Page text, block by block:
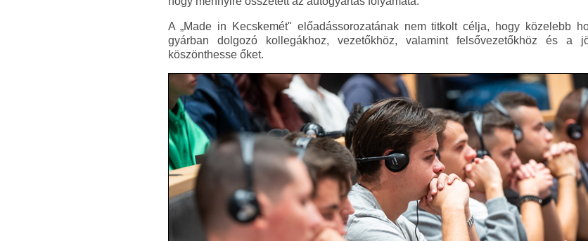
A „Made in Kecskemét" előadássorozatának nem titkolt célja, hogy közelebb
gyárban dolgozó kollegákhoz, vezetőkhöz, valamint felsővezetőkhöz és a
köszönthesse őket.